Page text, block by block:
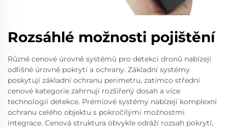
Rozsáhlé možnosti pojištění
Různé cenové úrovně systémů pro detekci dronů nabízejí
odlišné úrovně pokrytí a ochrany. Základní systémy
poskytují základní ochranu perimetru, zatímco střední
cenové kategorie zahrnují rozšířený dosah a více
technologií detekce. Prémiové systémy nabízejí komplexní
ochranu celého objektu s pokročilými možnostmi
integrace. Cenová struktura obvykle odráží rozsah pokrytí,